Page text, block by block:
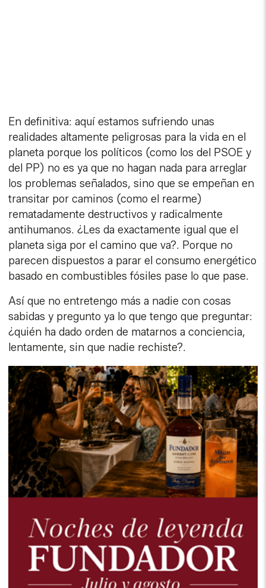
En definitiva: aquí estamos sufriendo unas
realidades altamente peligrosas para la vida en el
planeta porque los políticos (como los del PSOE y
del PP) no es ya que no hagan nada para arreglar
los problemas señalados, sino que se empeñan en
transitar por caminos (como el rearme)
rematadamente destructivos y radicalmente
antihumanos. ¿Les da exactamente igual que el
planeta siga por el camino que va?. Porque no
parecen dispuestos a parar el consumo energético
basado en combustibles fósiles pase lo que pase.
Así que no entretengo más a nadie con cosas
sabidas y pregunto ya lo que tengo que preguntar:
¿quién ha dado orden de matarnos a conciencia,
lentamente, sin que nadie rechiste?.